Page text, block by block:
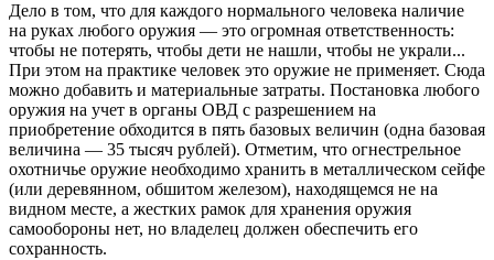
Дело в том, что для каждого нормального человека наличие
на руках любого оружия — это огромная ответственность:
чтобы не потерять, чтобы дети не нашли, чтобы не украли...
При этом на практике человек это оружие не применяет. Сюда
можно добавить и материальные затраты. Постановка любого
оружия на учет в органы ОВД с разрешением на
приобретение обходится в пять базовых величин (одна базовая
величина — 35 тысяч рублей). Отметим, что огнестрельное
охотничье оружие необходимо хранить в металлическом сейфе
(или деревянном, обшитом железом), находящемся не на
видном месте, а жестких рамок для хранения оружия
самообороны нет, но владелец должен обеспечить его
сохранность.